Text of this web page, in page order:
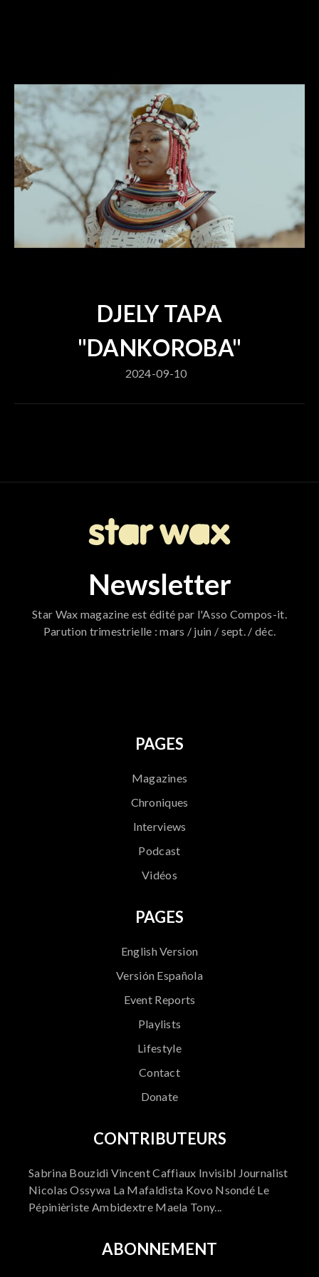
DJELY TAPA
"DANKOROBA"
2024-09-10
Newsletter
Star Wax magazine est édité par l'Asso Compos-it.
Parution trimestrielle : mars / juin / sept. / déc.
PAGES
Magazines
Chroniques
Interviews
Podcast
Vidéos
PAGES
English Version
Versión Española
Event Reports
Playlists
Lifestyle
Contact
Donate
CONTRIBUTEURS
Sabrina Bouzidi Vincent Caffiaux Invisibl Journalist
Nicolas Ossywa La Mafaldista Kovo Nsondé Le
Pépinièriste Ambidextre Maela Tony...
ABONNEMENT